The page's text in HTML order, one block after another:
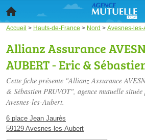
Accueil > Hauts-de-France > Nord > Avesnes-les-
Allianz Assurance
AUBERT - Eric &
Cette fiche présente "Allianz Assurance
& Sébastien PRUVOT", agence mutuelle située
Avesnes-les-Aubert.
6 place Jean Jaurès
59129 Avesnes-les-Aubert